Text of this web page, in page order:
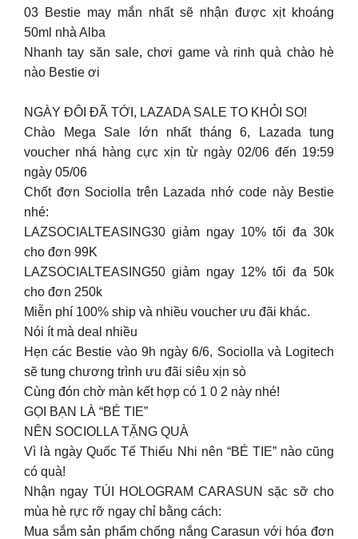
03 Bestie may mắn nhất sẽ nhận được xịt khoáng
50ml nhà Alba
Nhanh tay săn sale, chơi game và rinh quà chào hè
nào Bestie ơi
NGÀY ĐÔI ĐÃ TỚI, LAZADA SALE TO KHỎI SO!
Chào Mega Sale lớn nhất tháng 6, Lazada tung
voucher nhá hàng cực xịn từ ngày 02/06 đến 19:59
ngày 05/06
Chốt đơn Sociolla trên Lazada nhớ code này Bestie
nhé:
LAZSOCIALTEASING30 giảm ngay 10% tối đa 30k
cho đơn 99K
LAZSOCIALTEASING50 giảm ngay 12% tối đa 50k
cho đơn 250k
Miễn phí 100% ship và nhiều voucher ưu đãi khác.
Nói ít mà deal nhiều
Hẹn các Bestie vào 9h ngày 6/6, Sociolla và Logitech
sẽ tung chương trình ưu đãi siêu xịn sò
Cùng đón chờ màn kết hợp có 1 0 2 này nhé!
GỌI BẠN LÀ “BÉ TIE”
NÊN SOCIOLLA TẶNG QUÀ
Vì là ngày Quốc Tế Thiếu Nhi nên “BÉ TIE” nào cũng
có quà!
Nhận ngay TÚI HOLOGRAM CARASUN sặc sỡ cho
mùa hè rực rỡ ngay chỉ bằng cách:
Mua sắm sản phẩm chống nắng Carasun với hóa đơn